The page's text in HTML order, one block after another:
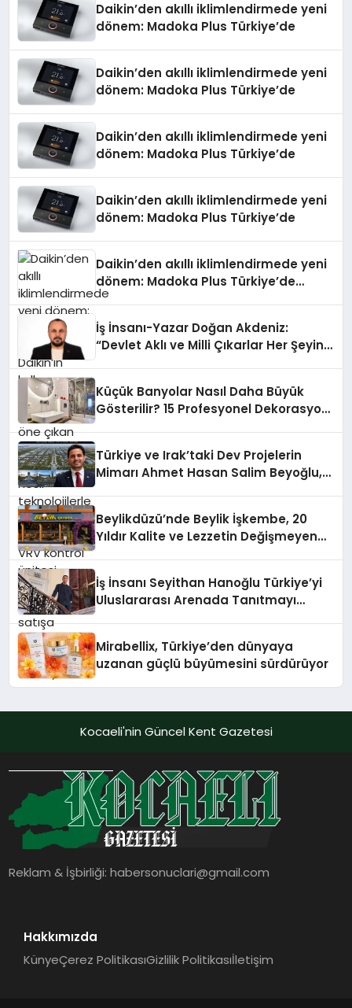
Daikin’den akıllı iklimlendirmede yeni
dönem: Madoka Plus Türkiye’de
Daikin’den akıllı iklimlendirmede yeni
dönem: Madoka Plus Türkiye’de
Daikin’den akıllı iklimlendirmede yeni
dönem: Madoka Plus Türkiye’de
Daikin’den akıllı iklimlendirmede yeni
dönem: Madoka Plus Türkiye’de
Daikin’den akıllı iklimlendirmede yeni
dönem: Madoka Plus Türkiye’de
Daikin’in kullanıcı dostu tasarımıyla
teknolojilerle donatılmış son modeli
VRV kontrol ünitesi Madoka Plus
Türkiye’de satışa sunuldu. Tam
dokunmatik ekranı, mobil uygulama
desteği ve akıllı sensör entegrasyonu
sayesinde iklimlendirme sistemlerinin
yönetimini daha kolay, konforlu ve
verimli hale getiriyor. Enerji
verimliliğini artırırken modern yaşam
İş İnsanı-Yazar Doğan Akdeniz:
“Devlet Aklı ve Milli Çıkarlar Her Şeyin
Küçük Banyolar Nasıl Daha Büyük
Gösterilir? 15 Profesyonel Dekorasyon
Türkiye ve Irak’taki Dev Projelerin
Mimarı Ahmet Hasan Salim Beyoğlu,
Hayata Geçirecek
Beylikdüzü’nde Beylik İşkembe, 20
Yıldır Kalite ve Lezzetin Değişmeyen
İş İnsanı Seyithan Hanoğlu Türkiye’yi
Uluslararası Arenada Tanıtmayı
Mirabellix, Türkiye’den dünyaya
uzanan güçlü büyümesini sürdürüyor
Kocaeli'nin Güncel Kent Gazetesi
Reklam & İşbirliği:habersonuclari@gmail.com
Hakkımızda
KünyeÇerez PolitikasıGizlilik Politikasıİletişim